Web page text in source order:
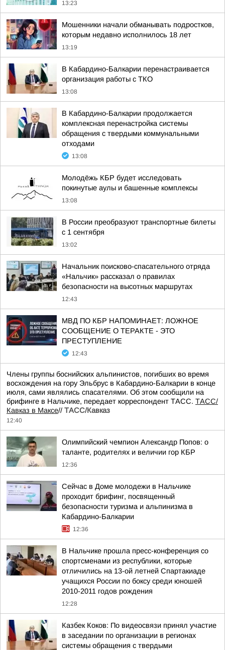
13:23
Мошенники начали обманывать подростков,
которым недавно исполнилось 18 лет
13:19
В Кабардино-Балкарии перенастраивается
организация работы с ТКО
13:08
В Кабардино-Балкарии продолжается
комплексная перенастройка системы
обращения с твердыми коммунальными
отходами
13:08
Молодёжь КБР будет исследовать
покинутые аулы и башенные комплексы
13:08
В России преобразуют транспортные билеты
с 1 сентября
13:02
Начальник поисково-спасательного отряда
«Нальчик» рассказал о правилах
безопасности на высотных маршрутах
12:43
МВД ПО КБР НАПОМИНАЕТ: ЛОЖНОЕ
СООБЩЕНИЕ О ТЕРАКТЕ - ЭТО
ПРЕСТУПЛЕНИЕ
12:43
Члены группы боснийских альпинистов, погибших во время
восхождения на гору Эльбрус в Кабардино-Балкарии в конце
июля, сами являлись спасателями. Об этом сообщили на
брифинге в Нальчике, передает корреспондент ТАСС. ТАСС/
Кавказ в Максе// ТАСС/Кавказ
12:40
Олимпийский чемпион Александр Попов: о
таланте, родителях и величии гор КБР
12:36
Сейчас в Доме молодежи в Нальчике
проходит брифинг, посвященный
безопасности туризма и альпинизма в
Кабардино-Балкарии
12:36
В Нальчике прошла пресс-конференция со
спортсменами из республики, которые
отличились на 13-ой летней Спартакиаде
учащихся России по боксу среди юношей
2010-2011 годов рождения
12:28
Казбек Коков: По видеосвязи принял участие
в заседании по организации в регионах
системы обращения с твердыми